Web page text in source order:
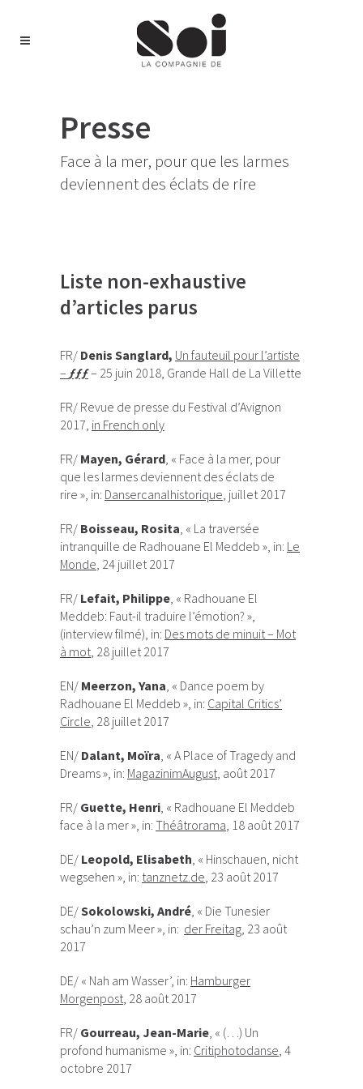
Presse
Face à la mer, pour que les larmes
deviennent des éclats de rire
Liste non-exhaustive
d’articles parus
FR/ Denis Sanglard, Un fauteuil pour l’artiste
– ƒƒƒ– 25 juin 2018, Grande Hall de La Villette
FR/ Revue de presse du Festival d’Avignon
2017, in French only
FR/ Mayen, Gérard, « Face à la mer, pour
que les larmes deviennent des éclats de
rire », in: Dansercanalhistorique, juillet 2017
FR/ Boisseau, Rosita, « La traversée
intranquille de Radhouane El Meddeb », in: Le
Monde, 24 juillet 2017
FR/ Lefait, Philippe, « Radhouane El
Meddeb: Faut-il traduire l’émotion? »,
(interview filmé), in: Des mots de minuit – Mot
à mot, 28 juillet 2017
EN/ Meerzon, Yana, « Dance poem by
Radhouane El Meddeb », in: Capital Critics’
Circle, 28 juillet 2017
EN/ Dalant, Moïra, « A Place of Tragedy and
Dreams », in: MagazinimAugust, août 2017
FR/ Guette, Henri, « Radhouane El Meddeb
face à la mer », in: Théâtrorama, 18 août 2017
DE/ Leopold, Elisabeth, « Hinschauen, nicht
wegsehen », in: tanznetz.de, 23 août 2017
DE/Sokolowski, André, « Die Tunesier
schau’n zum Meer », in: der Freitag, 23 août
2017
DE/ « Nah am Wasser’, in: Hamburger
Morgenpost, 28 août 2017
FR/ Gourreau, Jean-Marie, « (…) Un
profond humanisme », in: Critiphotodanse, 4
octobre 2017